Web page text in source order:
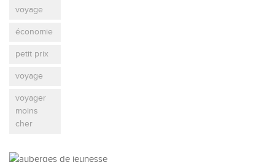
voyage
économie
petit prix
voyage
voyager
moins
cher